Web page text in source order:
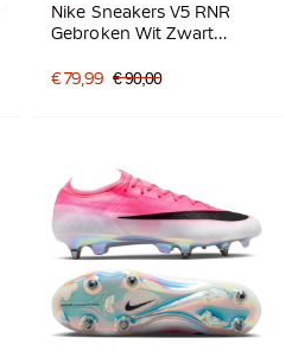
Nike Sneakers V5 RNR
Gebroken Wit Zwart
€ 79,99 € 90,00